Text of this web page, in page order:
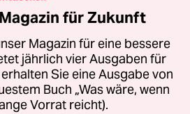
für Zukunft
Magazin für eine bessere
jährlich vier Ausgaben für
Sie eine Ausgabe von
Buch „Was wäre, wenn
Vorrat reicht).